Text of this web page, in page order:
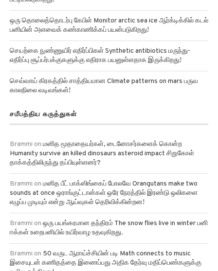
ஒரு தொலைத்தொடர்பு கேபிள் Monitor arctic sea ice ஆர்க்டிக்கில் கடல்
பனியின் அளவைக் கண்காணிக்கப் பயன்படுகிறது!
செயற்கை நுண்ணுயிர் எதிர்ப்பிகள் Synthetic antibiotics மருந்து-
எதிர்ப்பு சூப்பர்பக்குகளுக்கு எதிராக பயனுள்ளதாக இருக்கிறது!
செவ்வாய் கிரகத்தில் சாத்தியமான Climate patterns on mars பருவ
காலநிலை வடிவங்கள்!
Humanity survive an killed dinosaurs asteroid impact சிறுகோள்
தாக்கத்திலிருந்து தப்பியுள்ளனர்?
Brammionமனித பீட் பாக்ஸிங்கைப் போலவே Orangutans make two
sounds at once ஒராங்குட்டான்கள் ஒரே நேரத்தில் இரண்டு ஒலிகளை
எழுப்ப முடியும் என்று ஆய்வுகள் தெரிவிக்கின்றன!
Brammionஒரு பயங்கரமான தந்திரம் The snow flies live in winter பனி
ஈக்கள் உறைபனியில் உயிர்வாழ உதவுகிறது.
Brammion50 வருட ஆராய்ச்சியின் படி Math connects to music
இசையுடன் கணிதத்தை இணைப்பது அதிக தேர்வு மதிப்பெண்களுக்கு
வழிவகுக்கிறது!